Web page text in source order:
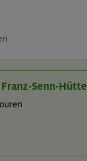
Senn-Hütte